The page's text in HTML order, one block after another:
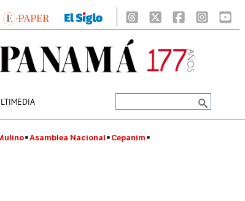
Asamblea Nacional Cepanim